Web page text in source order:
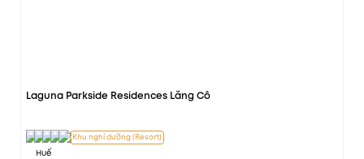
Laguna Parkside Residences Lăng Cô
Khu nghỉ dưỡng (Resort)
Huế